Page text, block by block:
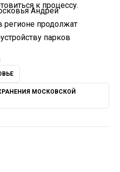
к процессу.
Андрей
регионе продолжат
парков
МОСКОВСКОЙ